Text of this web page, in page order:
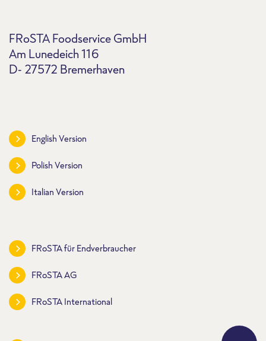
SF Burger & Brötchen Einzelseiten
FRoSTA Foodservice GmbH
Am Lunedeich 116
D- 27572 Bremerhaven
English Version
Polish Version
Italian Version
FRoSTA für Endverbraucher
FRoSTA AG
FRoSTA International